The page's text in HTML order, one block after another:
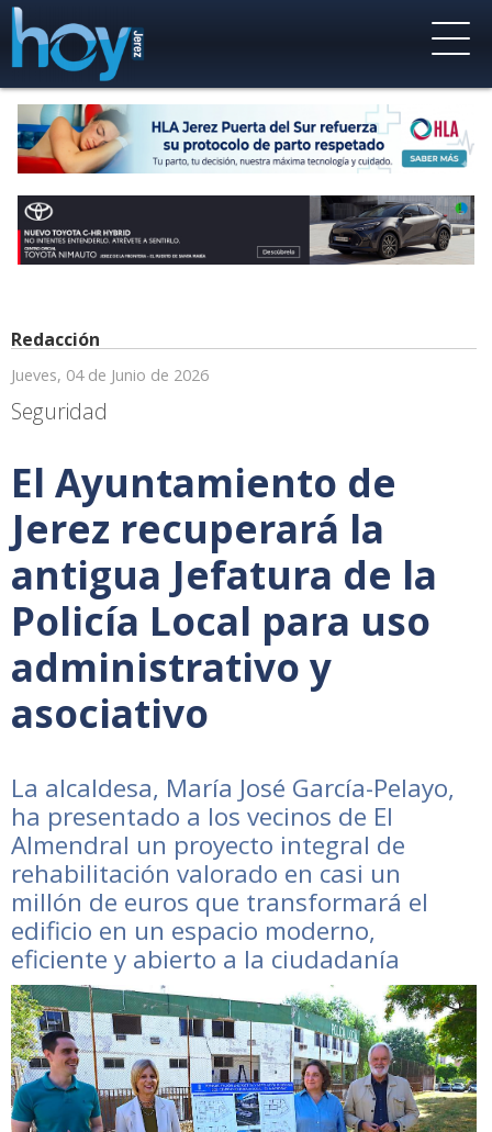
Redacción
Jueves, 04 de Junio de 2026
Seguridad
El Ayuntamiento de
Jerez recuperará la
antigua Jefatura de la
Policía Local para uso
administrativo y
asociativo
La alcaldesa, María José García-Pelayo,
ha presentado a los vecinos de El
Almendral un proyecto integral de
rehabilitación valorado en casi un
millón de euros que transformará el
edificio en un espacio moderno,
eficiente y abierto a la ciudadanía